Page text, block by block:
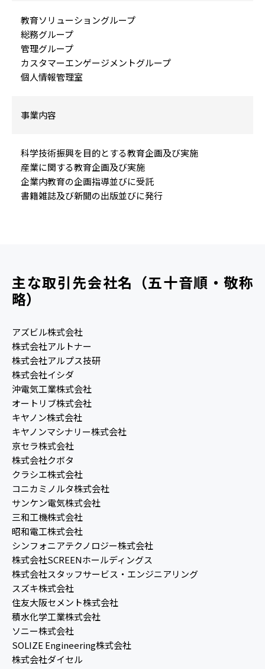
教育ソリューショングループ
総務グループ
管理グループ
カスタマーエンゲージメントグループ
個人情報管理室
事業内容
科学技術振興を目的とする教育企画及び実施
産業に関する教育企画及び実施
企業内教育の企画指導並びに受託
書籍雑誌及び新聞の出版並びに発行
主な取引先会社名（五十音順・敬称
略）
アズビル株式会社
株式会社アルトナー
株式会社アルプス技研
株式会社イシダ
沖電気工業株式会社
オートリブ株式会社
キヤノン株式会社
キヤノンマシナリー株式会社
京セラ株式会社
株式会社クボタ
クラシエ株式会社
コニカミノルタ株式会社
サンケン電気株式会社
三和工機株式会社
昭和電工株式会社
シンフォニアテクノロジー株式会社
株式会社SCREENホールディングス
株式会社スタッフサービス・エンジニアリング
スズキ株式会社
住友大阪セメント株式会社
積水化学工業株式会社
ソニー株式会社
SOLIZE Engineering株式会社
株式会社ダイセル